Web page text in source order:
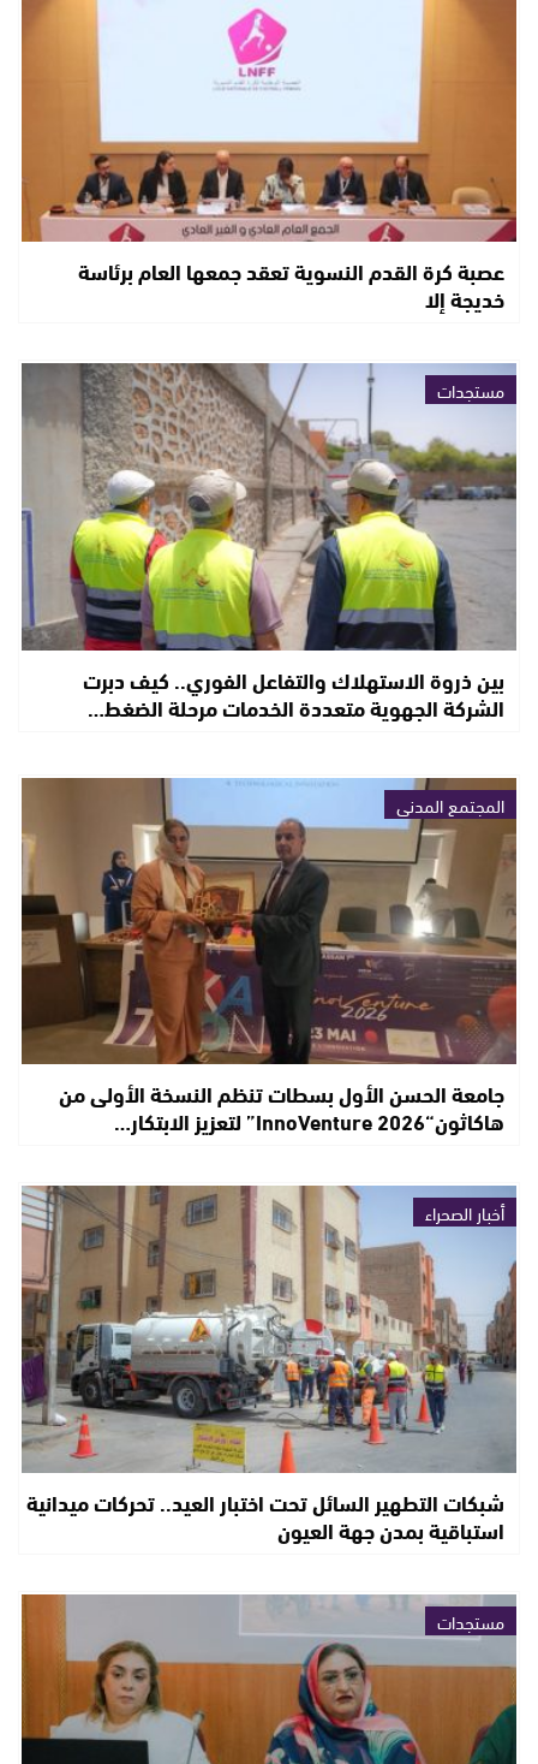
عصبة كرة القدم النسوية تعقد جمعها العام برئاسة
خديجة إلا
مستجدات
بين ذروة الاستهلاك والتفاعل الفوري.. كيف دبرت
الشركة الجهوية متعددة الخدمات مرحلة الضغط…
المجتمع المدني
جامعة الحسن الأول بسطات تنظم النسخة الأولى من
هاكاثون“InnoVenture 2026” لتعزيز الابتكار…
أخبار الصحراء
شبكات التطهير السائل تحت اختبار العيد.. تحركات ميدانية
استباقية بمدن جهة العيون
مستجدات